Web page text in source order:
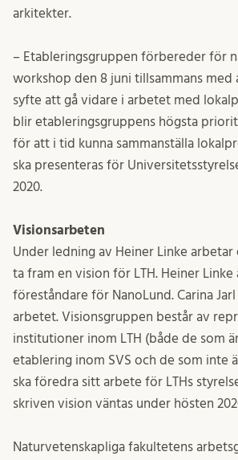
arkitekter.
– Etableringsgruppen förbereder för
workshop den 8 juni tillsammans med
syfte att gå vidare i arbetet med
blir etableringsgruppens högsta
för att i tid kunna sammanställa
ska presenteras för
2020.
Visionsarbeten
Under ledning av Heiner Linke
ta fram en vision för LTH. Heiner
föreståndare för NanoLund. Carina
arbetet. Visionsgruppen består av
institutioner inom LTH (både de som
etablering inom SVS och de som inte
ska föredra sitt arbete för LTHs
skriven vision väntas under hösten
Naturvetenskapliga fakultetens